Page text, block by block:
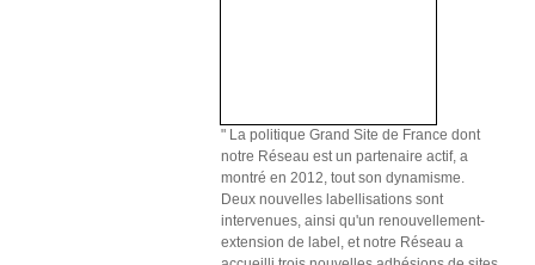
" La politique Grand Site de France dont
notre Réseau est un partenaire actif, a
montré en 2012, tout son dynamisme.
Deux nouvelles labellisations sont
intervenues, ainsi qu'un renouvellement-
extension de label, et notre Réseau a